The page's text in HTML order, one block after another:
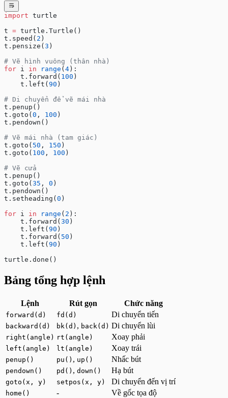
import turtle
t = turtle.Turtle()
t.speed( 2 )
t.pensize( 3 )
# Vẽ hình vuông (thân nhà)
for i in range ( 4 ):
    t.forward(
100 )
    t.left(
90 )
# Di chuyển để vẽ mái nhà
t.penup()
t.goto( 0 , 100 )
t.pendown()
# Vẽ mái nhà (tam giác)
t.goto( 50 , 150 )
t.goto( 100 , 100 )
# Vẽ cửa
t.penup()
t.goto( 35 , 0 )
t.pendown()
t.setheading( 0 )
for i in range ( 2 ):
    t.forward(
30 )
    t.left(
90 )
    t.forward(
50 )
    t.left(
90 )
turtle.done()
Bảng tổng hợp lệnh
Lệnh Rút gọn Chức năng
forward(d) fd(d) Di chuyển tiến
backward(d) bk(d) , back(d) Di chuyển lùi
right(angle) rt(angle) Xoay phải
left(angle) lt(angle) Xoay trái
penup() pu() , up() Nhấc bút
pendown() pd() , down() Hạ bút
goto(x, y) setpos(x, y) Di chuyển đến vị trí
home() - Về gốc tọa độ